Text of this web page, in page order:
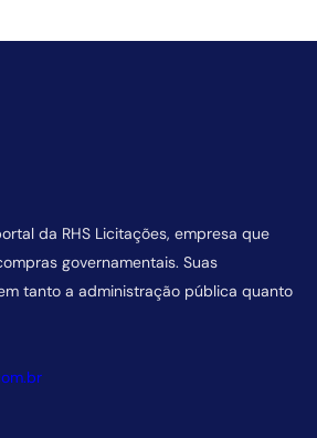
da RHS Licitações, empresa que
governamentais. Suas
tanto a administração pública quanto